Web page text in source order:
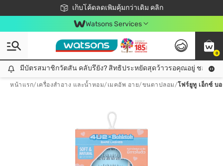
เก็บโค้ดลดเพิ่มคุ้มกว่าเดิม คลิก
ชอปออนไลน์ครั้งแรก ลดเพิ่มจุก ๆ 10%! 🎉
📦ส่งฟรี! เมื่อชอป 499฿
สมาชิกวัตสัน คลับดียังไง?
Watsons Services
0
มีบัตรสมาชิกวัตสัน คลับรึยัง? สิทธิประหยัดสุดว้าวรอคุณอยู่ ชอปคุ้มกว่าเดิม คลิก!
มีบัตรสมาชิกวัตสัน คลับรึยัง? สิทธิประหยัดสุดว้าวรอคุณอยู่ ชอปคุ้มก
หน้าแรก/ เครื่องสำอาง และน้ำหอม/ เมคอัพ อาย/ขนตาปลอม/โฟร์ยูทู เอ็กซ์ บ